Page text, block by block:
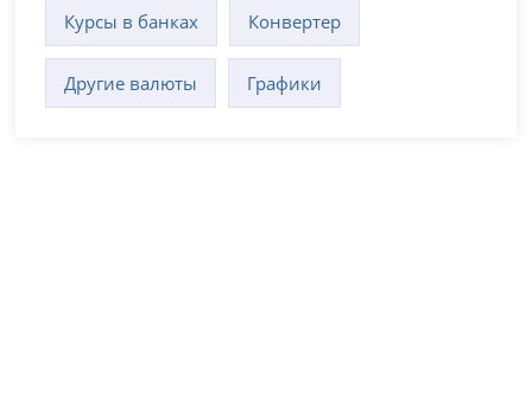
Курсы в банках Конвертер
Другие валюты Графики